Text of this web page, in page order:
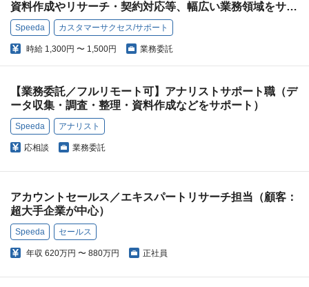
資料作成やリサーチ・契約対応等、幅広い業務領域をサポ
ート）
Speeda カスタマーサクセス/サポート
時給 1,300円 〜 1,500円 業務委託
【業務委託／フルリモート可】アナリストサポート職（デ
ータ収集・調査・整理・資料作成などをサポート）
Speeda アナリスト
応相談 業務委託
アカウントセールス／エキスパートリサーチ担当（顧客：
超大手企業が中心）
Speeda セールス
年収 620万円 〜 880万円 正社員